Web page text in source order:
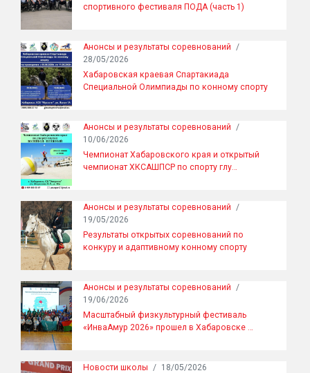
спортивного фестиваля ПОДА (часть 1)
Анонсы и результаты соревнований /
28/05/2026
Хабаровская краевая Спартакиада
Специальной Олимпиады по конному спорту
Анонсы и результаты соревнований /
10/06/2026
Чемпионат Хабаровского края и открытый
чемпионат ХКСАШПСР по спорту глу…
Анонсы и результаты соревнований /
19/05/2026
Результаты открытых соревнований по
конкуру и адаптивному конному спорту
Анонсы и результаты соревнований /
19/06/2026
Масштабный физкультурный фестиваль
«ИнваАмур 2026» прошел в Хабаровске …
Новости школы / 18/05/2026